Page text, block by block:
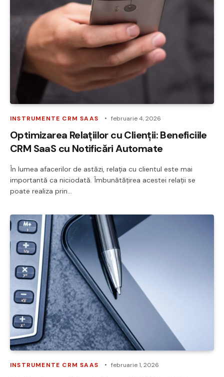
INSTRUMENTE CRM SAAS februarie 4, 2026
Optimizarea Relațiilor cu Clienții: Beneficiile
CRM SaaS cu Notificări Automate
În lumea afacerilor de astăzi, relația cu clientul este mai
importantă ca niciodată. Îmbunătățirea acestei relații se
poate realiza prin…
INSTRUMENTE CRM SAAS februarie 1, 2026